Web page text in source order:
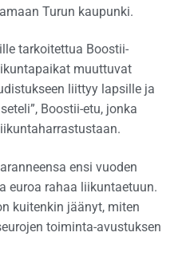
Turun kaupunki.
tarkoitettua Boostii-
muuttuvat
liittyy lapsille ja
Boostii-etu, jonka
ensi vuoden
euroa rahaa liikuntaetuun.
kuitenkin jäänyt, miten
toiminta-avustuksen